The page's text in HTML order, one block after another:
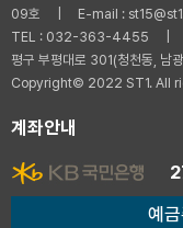
09호 | E-mail :
TEL : 032-363-4455 |
평구 부평대로 301(청천동,
Copyright© 2022 ST1. All
계좌안내
예